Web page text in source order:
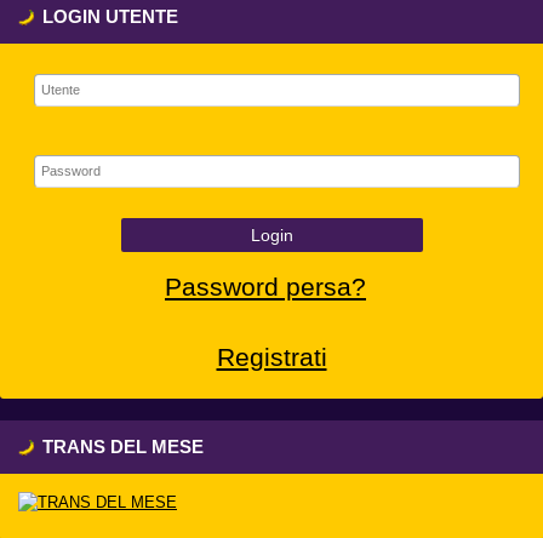
LOGIN UTENTE
Login
Password persa?
Registrati
TRANS DEL MESE